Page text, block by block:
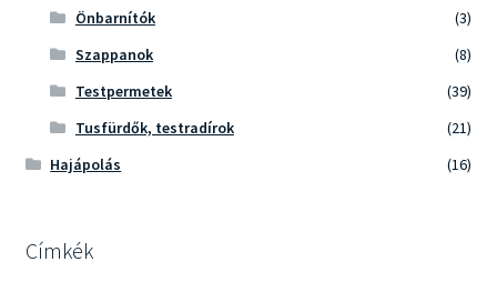
Önbarnítók
(3)
Szappanok
(8)
Testpermetek
(39)
Tusfürdők, testradírok
(21)
Hajápolás
(16)
Címkék